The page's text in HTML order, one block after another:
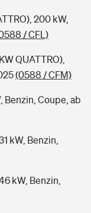
200 kW,
/ CFL)
QUATTRO),
(0588 / CFM)
Benzin, Coupe, ab
kW, Benzin,
kW, Benzin,